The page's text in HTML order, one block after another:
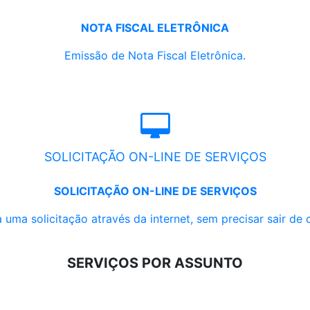
NOTA FISCAL ELETRÔNICA
Emissão de Nota Fiscal Eletrônica.
SOLICITAÇÃO ON-LINE DE SERVIÇOS
SOLICITAÇÃO ON-LINE DE SERVIÇOS
uma solicitação através da internet, sem precisar sair de
SERVIÇOS POR ASSUNTO